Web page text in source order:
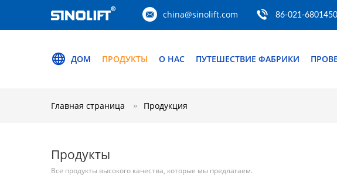
china@sinolift.com 86-021-
ДОМ ПРОДУКТЫ О НАС ПУТЕШЕСТВИЕ ФАБРИКИ
Главная страница Продукция
Продукты
Все продукты высокого качества, которые мы предлагаем.